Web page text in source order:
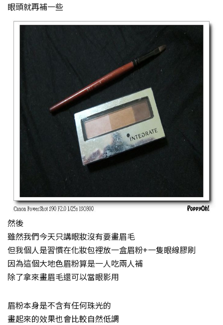
眼頭就再補一些
然後
雖然我們今天只講眼妝沒有要畫眉毛
但我個人是習慣在化妝包裡放一盒眉粉+一隻眼線膠刷
因為這個大地色眉粉算是一人吃兩人補
除了拿來畫眉毛還可以當眼影用
眉粉本身是不含有任何珠光的
畫起來的效果也會比較自然低調